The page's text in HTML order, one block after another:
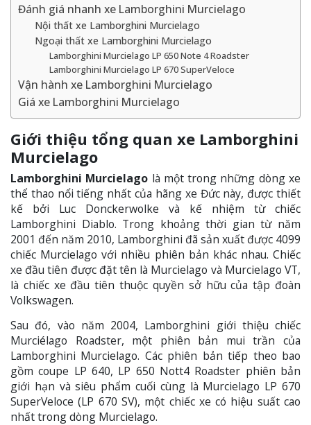
Đánh giá nhanh xe Lamborghini Murcielago
Nội thất xe Lamborghini Murcielago
Ngoại thất xe Lamborghini Murcielago
Lamborghini Murcielago LP 650 Note 4 Roadster
Lamborghini Murcielago LP 670 SuperVeloce
Vận hành xe Lamborghini Murcielago
Giá xe Lamborghini Murcielago
Giới thiệu tổng quan xe Lamborghini
Murcielago
Lamborghini Murcielago là một trong những dòng xe
thể thao nổi tiếng nhất của hãng xe Đức này, được thiết
kế bởi Luc Donckerwolke và kế nhiệm từ chiếc
Lamborghini Diablo. Trong khoảng thời gian từ năm
2001 đến năm 2010, Lamborghini đã sản xuất được 4099
chiếc Murcielago với nhiều phiên bản khác nhau. Chiếc
xe đầu tiên được đặt tên là Murcielago và Murcielago VT,
là chiếc xe đầu tiên thuộc quyền sở hữu của tập đoàn
Volkswagen.
Sau đó, vào năm 2004, Lamborghini giới thiệu chiếc
Murciélago Roadster, một phiên bản mui trần của
Lamborghini Murcielago. Các phiên bản tiếp theo bao
gồm coupe LP 640, LP 650 Nott4 Roadster phiên bản
giới hạn và siêu phẩm cuối cùng là Murcielago LP 670
SuperVeloce (LP 670 SV), một chiếc xe có hiệu suất cao
nhất trong dòng Murcielago.